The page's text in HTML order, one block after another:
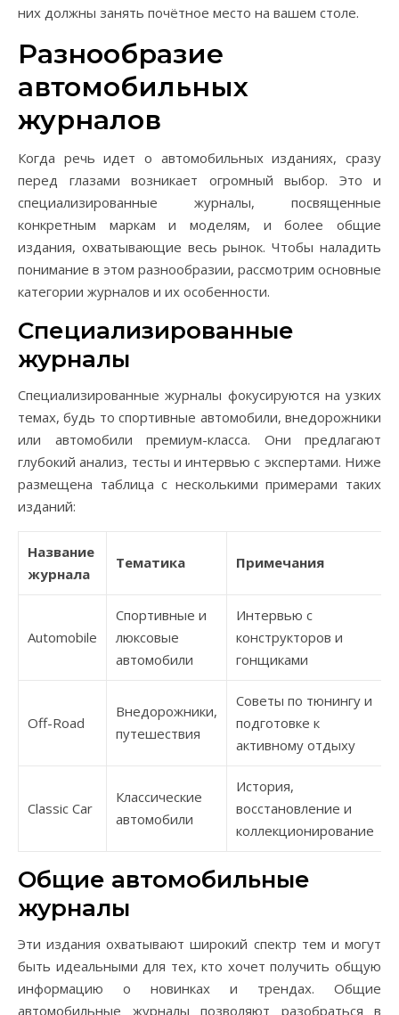
них должны занять почётное место на вашем столе.
Разнообразие
автомобильных
журналов
Когда речь идет о автомобильных изданиях, сразу
перед глазами возникает огромный выбор. Это и
специализированные журналы, посвященные
конкретным маркам и моделям, и более общие
издания, охватывающие весь рынок. Чтобы наладить
понимание в этом разнообразии, рассмотрим основные
категории журналов и их особенности.
Специализированные
журналы
Специализированные журналы фокусируются на узких
темах, будь то спортивные автомобили, внедорожники
или автомобили премиум-класса. Они предлагают
глубокий анализ, тесты и интервью с экспертами. Ниже
размещена таблица с несколькими примерами таких
изданий:
Название
журнала
Тематика Примечания
Automobile
Спортивные и
люксовые
автомобили
Интервью с
конструкторов и
гонщиками
Off-Road
Внедорожники,
путешествия
Советы по тюнингу и
подготовке к
активному отдыху
Classic Car
Классические
автомобили
История,
восстановление и
коллекционирование
Общие автомобильные
журналы
Эти издания охватывают широкий спектр тем и могут
быть идеальными для тех, кто хочет получить общую
информацию о новинках и трендах. Общие
автомобильные журналы позволяют разобраться в